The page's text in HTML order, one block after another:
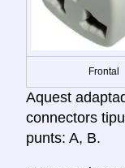
Frontal
Aquest
connectors
punts: A, B.